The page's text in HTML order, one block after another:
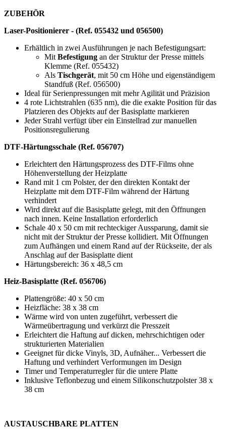
ZUBEHÖR
Laser-Positionierer - (Ref. 055432 und 056500)
Erhältlich in zwei Ausführungen je nach Befestigungsart:
MitBefestigung an der Struktur der Presse mittels
Klemme (Ref. 055432)
Als Tischgerät, mit 50 cm Höhe und eigenständigem
Standfuß (Ref. 056500)
Ideal für Serienpressungen mit mehr Agilität und Präzision
4 rote Lichtstrahlen (635 nm), die die exakte Position für das
Platzieren des Objekts auf der Basisplatte markieren
Jeder Strahl verfügt über ein Einstellrad zur manuellen
Positionsregulierung
DTF-Härtungsschale (Ref. 056707)
Erleichtert den Härtungsprozess des DTF-Films ohne
Höhenverstellung der Heizplatte
Rand mit 1 cm Polster, der den direkten Kontakt der
Heizplatte mit dem DTF-Film während der Härtung
verhindert
Wird direkt auf die Basisplatte gelegt, mit den Öffnungen
nach innen. Keine Installation erforderlich
Schale 40 x 50 cm mit rechteckiger Aussparung, damit sie
nicht mit der Struktur der Presse kollidiert. Mit Öffnungen
zum Aufhängen und einem Rand auf der Rückseite, der als
Anschlag auf der Basisplatte dient
Härtungsbereich: 36 x 48,5 cm
Heiz-Basisplatte (Ref. 056706)
Plattengröße: 40 x 50 cm
Heizfläche: 38 x 38 cm
Wärme wird von unten zugeführt, verbessert die
Wärmeübertragung und verkürzt die Presszeit
Erleichtert die Haftung auf dicken, mehrschichtigen oder
strukturierten Materialien
Geeignet für dicke Vinyls, 3D, Aufnäher... Verbessert die
Haftung und verhindert Verformungen im Design
Timer und Temperaturregler für die untere Platte
Inklusive Teflonbezug und einem Silikonschutzpolster38 x
38 cm
AUSTAUSCHBARE PLATTEN